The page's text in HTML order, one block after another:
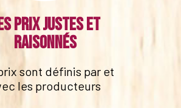
prix justes et
raisonnés
sont définis par et
les producteurs